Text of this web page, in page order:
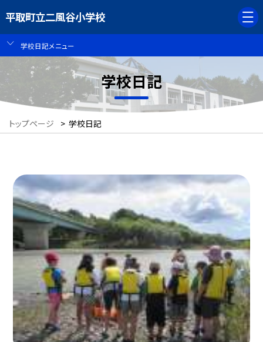
平取町立二風谷小学校
学校日記メニュー
学校日記
トップページ > 学校日記